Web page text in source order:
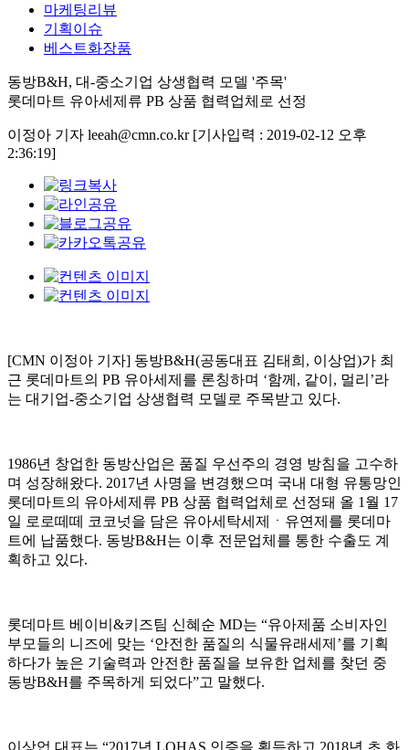
마케팅리뷰
기획이슈
베스트화장품
동방B&H, 대-중소기업 상생협력 모델 '주목'
롯데마트 유아세제류 PB 상품 협력업체로 선정
이정아 기자 leeah@cmn.co.kr [기사입력 : 2019-02-12 오후
2:36:19]
[CMN 이정아 기자] 동방B&H(공동대표 김태희, 이상업)가 최
근 롯데마트의 PB 유아세제를 론칭하며 ‘함께, 같이, 멀리’라
는 대기업-중소기업 상생협력 모델로 주목받고 있다.
1986년 창업한 동방산업은 품질 우선주의 경영 방침을 고수하
며 성장해왔다. 2017년 사명을 변경했으며 국내 대형 유통망인
롯데마트의 유아세제류 PB 상품 협력업체로 선정돼 올 1월 17
일 로로떼떼 코코넛을 담은 유아세탁세제ㆍ유연제를 롯데마
트에 납품했다. 동방B&H는 이후 전문업체를 통한 수출도 계
획하고 있다.
롯데마트 베이비&키즈팀 신혜순 MD는 “유아제품 소비자인
부모들의 니즈에 맞는 ‘안전한 품질의 식물유래세제’를 기획
하다가 높은 기술력과 안전한 품질을 보유한 업체를 찾던 중
동방B&H를 주목하게 되었다”고 말했다.
이상업 대표는 “2017년 LOHAS 인증을 획득하고 2018년 초 화